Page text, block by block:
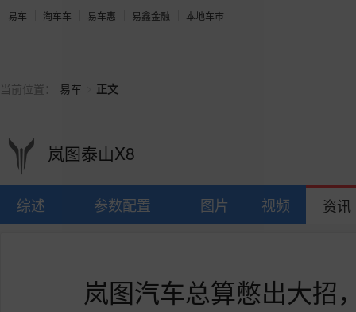
易车 淘车车 易车惠 易鑫金融 本地车市
当前位置： 易车 正文
岚图泰山X8
综述 参数配置 图片 视频 资讯
岚图汽车总算憋出大招